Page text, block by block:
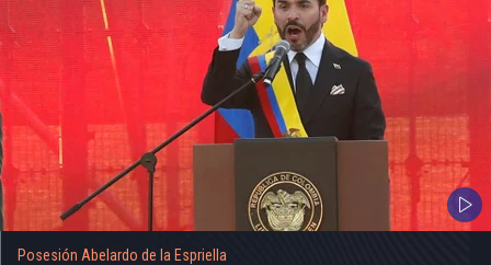
Posesión Abelardo de la Espriella